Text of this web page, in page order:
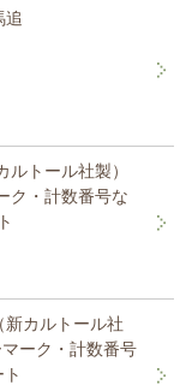
トール社製）
ク・計数番号な
新カルトール社
ーク・計数番号